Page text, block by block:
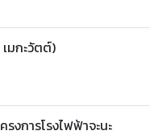
มกะวัตต์)
งการโรงไฟฟ้าจะนะ